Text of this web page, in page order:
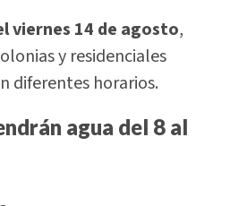
viernes 14 de agosto,
y residenciales
diferentes horarios.
agua del 8 al